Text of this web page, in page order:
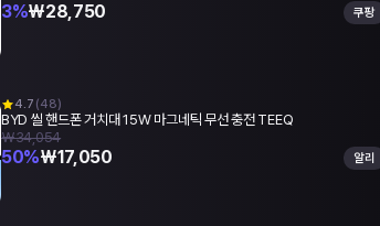
3%₩28,750 쿠팡
4.7 (48)
BYD 씰 핸드폰 거치대 15W 마그네틱 무선 충전 TEEQ
₩34,054
50%₩17,050 알리